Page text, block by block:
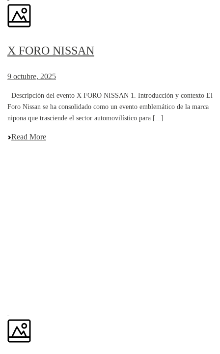
X FORO NISSAN
9 octubre, 2025
Descripción del evento X FORO NISSAN 1. Introducción y contexto El
Foro Nissan se ha consolidado como un evento emblemático de la marca
nipona que trasciende el sector automovilístico para [...]
Read More